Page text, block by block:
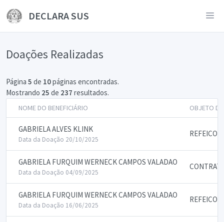
DECLARA SUS
Doações Realizadas
Página 5 de 10páginas encontradas.
Mostrando 25 de 237 resultados.
NOME DO BENEFICIÁRIO OBJETO
GABRIELA ALVES KLINK
Data da Doação 20/10/2025
GABRIELA FURQUIM WERNECK CAMPOS VALADAO
Data da Doação 04/09/2025
GABRIELA FURQUIM WERNECK CAMPOS VALADAO
Data da Doação 16/06/2025